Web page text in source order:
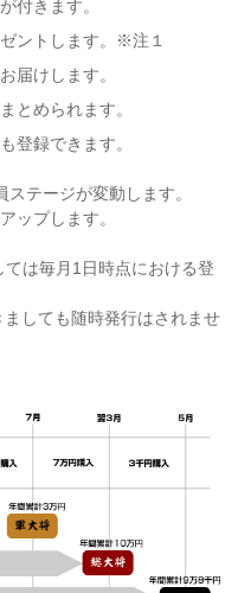
付きます。
ントします。※注１
届けします。
とめられます。
登録できます。
テージが変動します。
ップします。
は毎月1日時点における登
ても随時発行はされませ